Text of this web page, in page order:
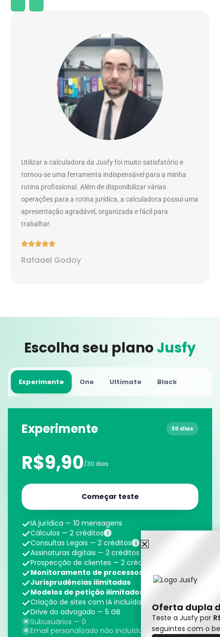
Utilizar a calculadora da Jusfy foi muito satisfatório e
tornou-se uma ferramenta indispensável para a minha
rotina profissional. Além de disponibilizar várias
operações para a rotina jurídica, a calculadora possui uma
apresentação agradável, organizada e fácil para
trabalhar.

Rafaael Godoy
Escolha seu plano Jusfy
Experimente One Ultimate Black
Experimente 30 dias
R$9,90/30 dias
Começar teste
IA jurídica — 10 mensagens
Cálculos — 2 créditos i
Consultas Legais — 2 créditos i
Assinaturas digitais — 2 créditos
Prospecção de clientes — 2 créditos
Monitoramento de processos ilimitado
Jurisprudências ilimitadas
Modelos de petição ilimitados
Criação de sites com IA incluída
Drive do advogado — 5 GB
× Subusuários — 0
× Email personalizado não incluído
Oferta dupla
Teste a Jusfy por
seguintes com o